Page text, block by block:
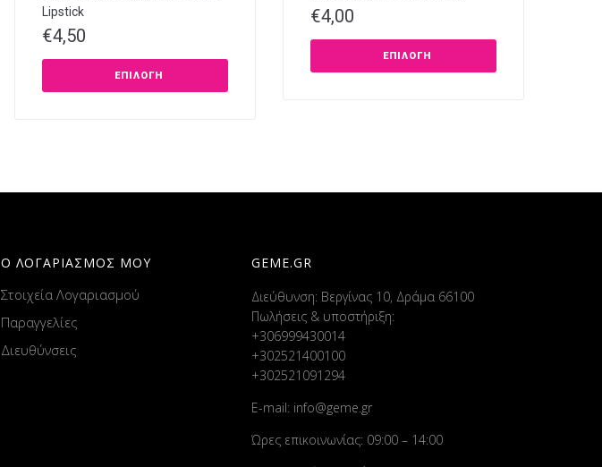
Lipstick
€4,50
ΕΠΙΛΟΓΉ
€4,00
ΕΠΙΛΟΓΉ
Ο ΛΟΓΑΡΙΑΣΜΟΣ ΜΟΥ
Στοιχεία Λογαριασμού
Παραγγελίες
Διευθύνσεις
GEME.GR
Διεύθυνση: Βεργίνας 10, Δράμα 66100
Πωλήσεις & υποστήριξη:
+306999430014
+302521400100
+302521091294
E-mail: info@geme.gr
Ώρες επικοινωνίας: 09:00 – 14:00